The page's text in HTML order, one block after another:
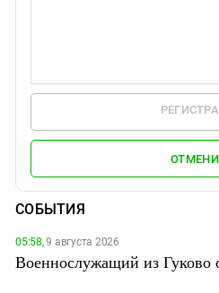
СОБЫТИЯ
05:58,9 августа 2026
Военнослужащий из Гуково